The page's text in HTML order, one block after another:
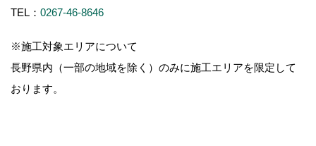
TEL： 0267-46-8646
※施工対象エリアについて
長野県内（一部の地域を除く）のみに施工エリアを限定して
おります。